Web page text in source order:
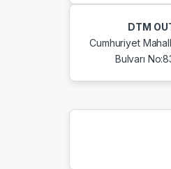
DTM
Cumhuriyet
Bulvarı